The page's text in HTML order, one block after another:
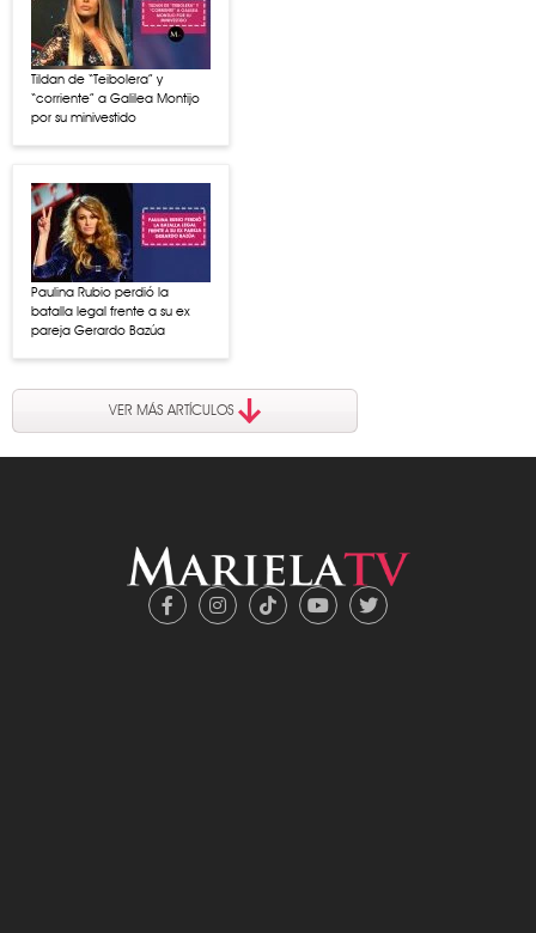
Tildan de “Teibolera” y
“corriente” a Galilea Montijo
por su minivestido
Paulina Rubio perdió la
batalla legal frente a su ex
pareja Gerardo Bazúa
VER MÁS ARTÍCULOS